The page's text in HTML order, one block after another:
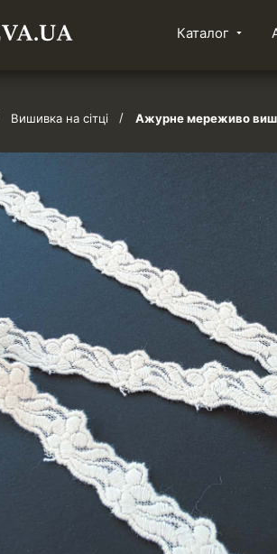
Каталог
Вишивка на сітці Ажурне мереживо